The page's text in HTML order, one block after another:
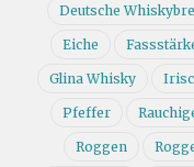
Deutsche
Eiche
Glina Whisky
Pfeffer
Roggen